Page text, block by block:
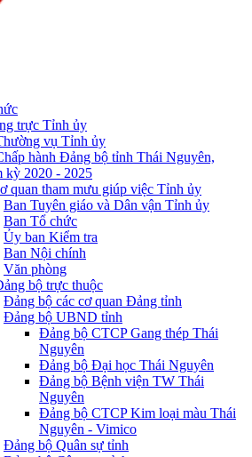
trực Tỉnh ủy
vụ Tỉnh ủy
hành Đảng bộ tỉnh Thái Nguyên,
kỳ 2020 - 2025
quan tham mưu giúp việc Tỉnh ủy
Ban Tuyên giáo và Dân vận Tỉnh ủy
Ban Tổ chức
Ủy ban Kiểm tra
Ban Nội chính
Văn phòng
bộ trực thuộc
Đảng bộ các cơ quan Đảng tỉnh
Đảng bộ UBND tỉnh
Đảng bộ CTCP Gang thép Thái
Nguyên
Đảng bộ Đại học Thái Nguyên
Đảng bộ Bệnh viện TW Thái
Nguyên
Đảng bộ CTCP Kim loại màu Thái
Nguyên - Vimico
Đảng bộ Quân sự tỉnh